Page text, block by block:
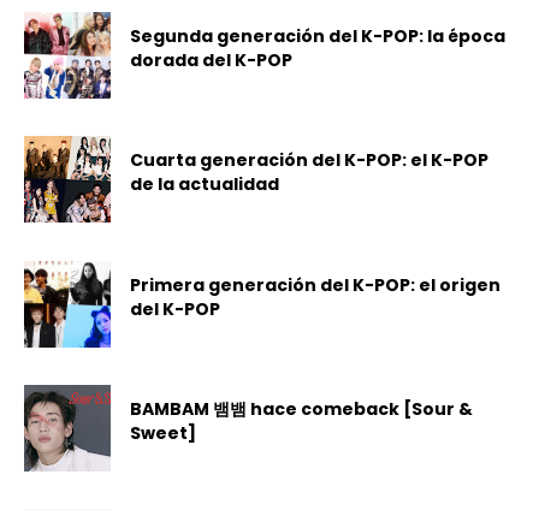
Segunda generación del K-POP: la época
dorada del K-POP
Cuarta generación del K-POP: el K-POP
de la actualidad
Primera generación del K-POP: el origen
del K-POP
BAMBAM 뱀뱀 hace comeback [Sour &
Sweet]